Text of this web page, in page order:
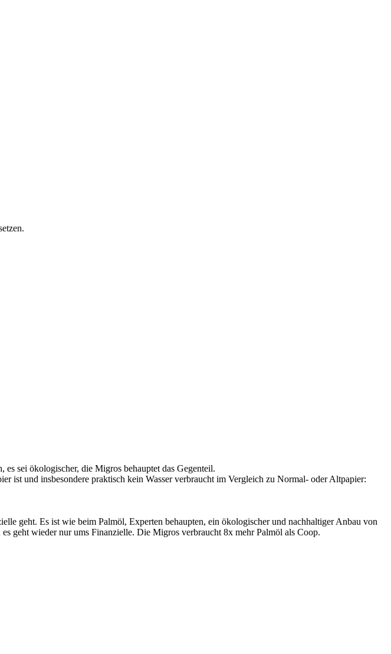
es sei ökologischer, die Migros behauptet das Gegenteil.
ist und insbesondere praktisch kein Wasser verbraucht im Vergleich zu Normal- oder Altpapier:
geht. Es ist wie beim Palmöl, Experten behaupten, ein ökologischer und nachhaltiger Anbau von
geht wieder nur ums Finanzielle. Die Migros verbraucht 8x mehr Palmöl als Coop.